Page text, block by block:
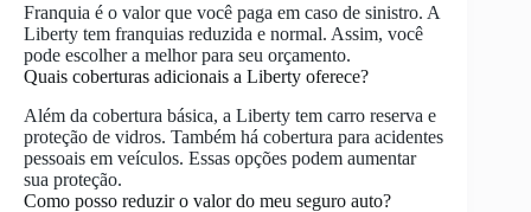
Franquia é o valor que você paga em caso de sinistro. A
Liberty tem franquias reduzida e normal. Assim, você
pode escolher a melhor para seu orçamento.
Quais coberturas adicionais a Liberty oferece?
Além da cobertura básica, a Liberty tem carro reserva e
proteção de vidros. Também há cobertura para acidentes
pessoais em veículos. Essas opções podem aumentar
sua proteção.
Como posso reduzir o valor do meu seguro auto?